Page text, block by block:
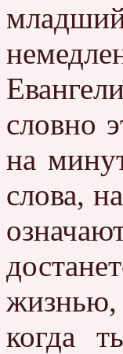
словно
на
слова,
когда